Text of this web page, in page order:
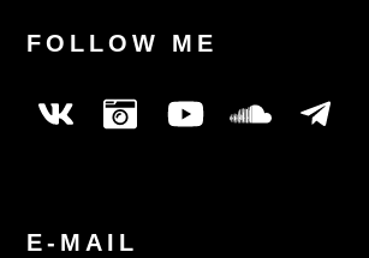
FOLLOW ME
E-MAIL